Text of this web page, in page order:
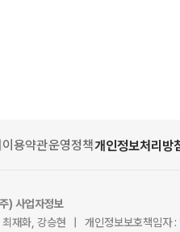
이용약관운영정책개인정보처리방
) 사업자정보
최재화, 강승현 | 개인정보보호책임자 :